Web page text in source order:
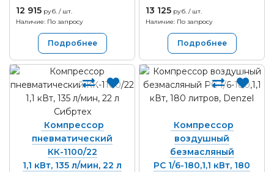
12 915 руб. / шт.
Наличие: По запросу
Подробнее
13 125 руб. / шт.
Наличие: По запросу
Подробнее
Компрессор
пневматический
КК-1100/22
1,1 кВт, 135 л/мин, 22 л
Компрессор
воздушный
безмасляный
РС 1/6-180,1,1 кВт, 180